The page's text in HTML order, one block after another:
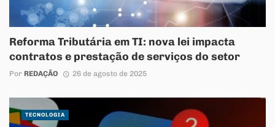
Reforma Tributária em TI: nova lei impacta
contratos e prestação de serviços do setor
Por REDAÇÃO 26 de agosto de 2025
TECNOLOGIA